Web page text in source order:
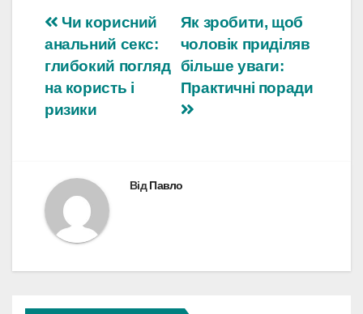
Навігація
записів
Як зробити, щоб
чоловік приділяв
більше уваги:
Практичні поради
Чи корисний
анальний секс:
глибокий погляд
на користь і
ризики
ВідПавло